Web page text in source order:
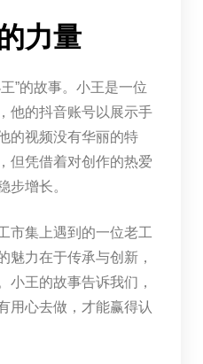
力量
”的故事。小王是一位
他的抖音账号以展示手
的视频没有华丽的特
但凭借着对创作的热爱
步增长。
市集上遇到的一位老工
魅力在于传承与创新，
小王的故事告诉我们，
用心去做，才能赢得认